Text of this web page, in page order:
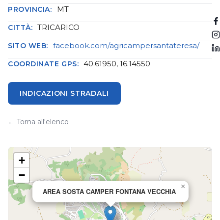
PROVINCIA: MT
CITTÀ: TRICARICO
SITO WEB: facebook.com/agricampersantateresa/
COORDINATE GPS: 40.61950, 16.14550
INDICAZIONI STRADALI
← Torna all'elenco
AREA SOSTA CAMPER FONTANA VECCHIA
×
+
−